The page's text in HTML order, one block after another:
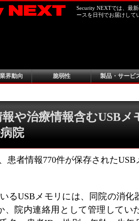
Security NEXTでは、最
ースを日刊でお届けして
界動向 脆弱性 製品・サービ
や治療情報含むUSBメ
院
患者情報770件が保存された
るUSBメモリには、同院の消化
、院内連絡用として管理してい